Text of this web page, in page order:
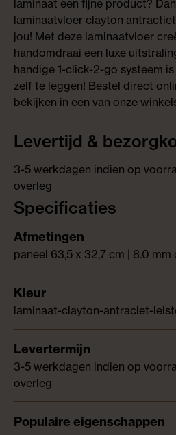
laminaat een fijne product?
laminaatvloer clayton
jou! Met deze laminaatvloer
handomdraai een luxe
handige 1-click-2-go systeem
zelf te leggen! Bestel direct
bekijken in een van onze
Levertijd &
3-5 werkdagen indien op
overleg
Specificaties
paneel 63,5 x 32,7 cm | 8.0 mm
laminaat-clayton-antraciet-
3-5 werkdagen indien op
overleg